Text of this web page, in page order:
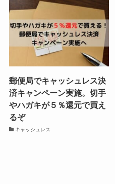
郵便局でキャッシュレス決
済キャンペーン実施。切手
やハガキが５％還元で買え
るぞ
キャッシュレス